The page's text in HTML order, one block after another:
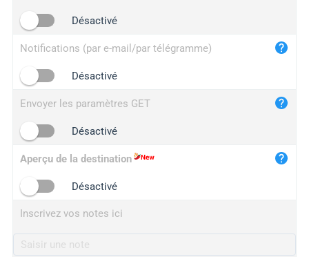
Désactivé
Notifications (par e-mail/par télégramme)
Désactivé
Envoyer les paramètres GET
Désactivé
Aperçu de la destination
Désactivé
Inscrivez vos notes ici